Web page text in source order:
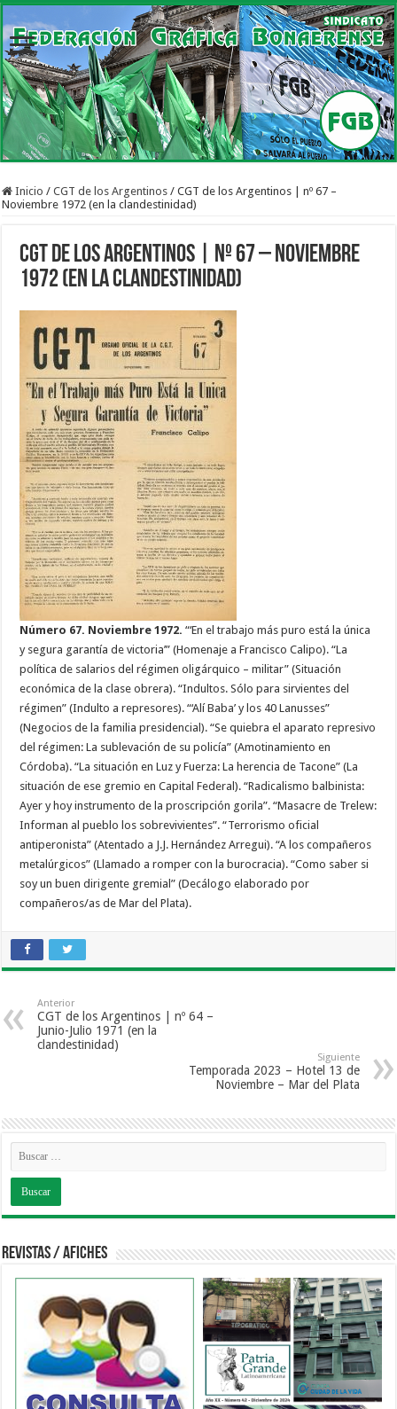
Inicio / CGT de los Argentinos / CGT de los Argentinos | nº 67 –
Noviembre 1972 (en la clandestinidad)
CGT de los Argentinos | nº 67 – Noviembre
1972 (en la clandestinidad)
Número 67. Noviembre 1972.“‘En el trabajo más puro está la única
y segura garantía de victoria’” (Homenaje a Francisco Calipo). “La
política de salarios del régimen oligárquico – militar” (Situación
económica de la clase obrera). “Indultos. Sólo para sirvientes del
régimen” (Indulto a represores). “‘Alí Baba’ y los 40 Lanusses”
(Negocios de la familia presidencial). “Se quiebra el aparato represivo
del régimen: La sublevación de su policía” (Amotinamiento en
Córdoba). “La situación en Luz y Fuerza: La herencia de Tacone” (La
situación de ese gremio en Capital Federal). “Radicalismo balbinista:
Ayer y hoy instrumento de la proscripción gorila”. “Masacre de Trelew:
Informan al pueblo los sobrevivientes”. “Terrorismo oficial
antiperonista” (Atentado a J.J. Hernández Arregui). “A los compañeros
metalúrgicos” (Llamado a romper con la burocracia). “Como saber si
soy un buen dirigente gremial” (Decálogo elaborado por
compañeros/as de Mar del Plata).
Anterior
CGT de los Argentinos | nº 64 –
Junio-Julio 1971 (en la
clandestinidad)
Siguiente
Temporada 2023 – Hotel 13 de
Noviembre – Mar del Plata
Revistas / Afiches